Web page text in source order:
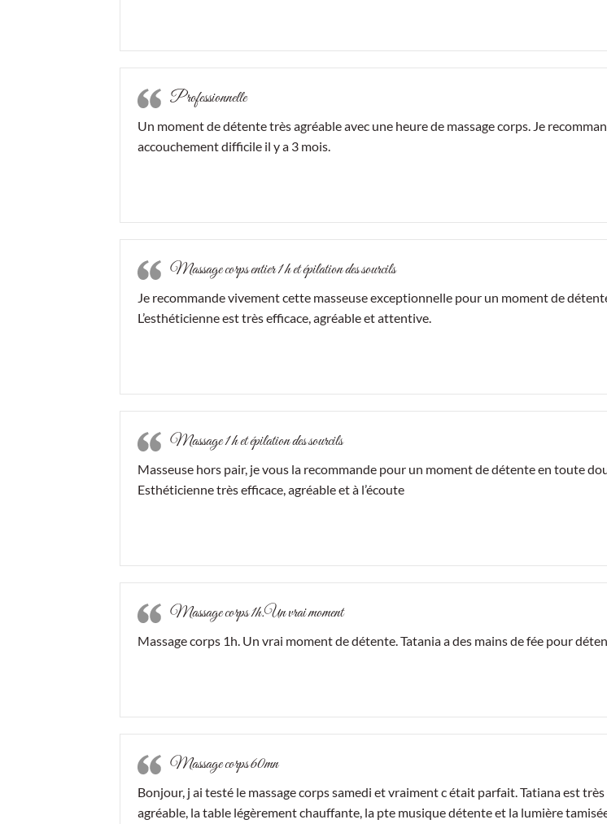
Professionnelle
Un moment de détente très agréable avec une heure de massage corps. Je
accouchement difficile il y a 3 mois.
Massage corps entier 1 h et épilation des sourcils
Je recommande vivement cette masseuse exceptionnelle pour un moment de
L’esthéticienne est très efficace, agréable et attentive.
Massage 1 h et épilation des sourcils
Masseuse hors pair, je vous la recommande pour un moment de détente en toute
Esthéticienne très efficace, agréable et à l’écoute
Massage corps 1h.Un vrai moment
Massage corps 1h. Un vrai moment de détente. Tatania a des mains de fée pour
Massage corps 60mn
Bonjour, j ai testé le massage corps samedi et vraiment c était parfait. Tatiana est
agréable, la table légèrement chauffante, la pte musique détente et la lumière